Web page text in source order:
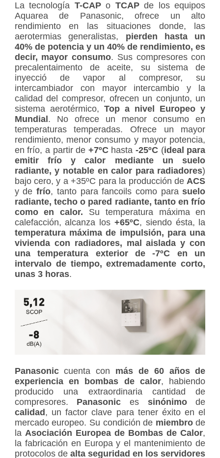
La tecnología T-CAPo TCAPde los equipos
Aquarea de Panasonic, ofrece un alto
rendimiento en las situaciones donde, las
aerotermias generalistas, pierden hasta un
40% de potencia y un 40% de rendimiento, es
decir, mayor consumo. Sus compresores con
precalentaimento de aceite, su sistema de
inyecció de vapor al compresor, su
intercambiador con mayor intercambio y la
calidad del compresor, ofrecen un conjunto, un
sistema aerotérmico, Top a nivel Europeo y
Mundial . No ofrece un menor consumo en
temperaturas temperadas. Ofrece un mayor
rendimiento, menor consumo y mayor potencia,
en frío, a partir de +7ºChasta-25ºC (ideal para
emitir frío y calor mediante un suelo
radiante, y notable en calor para radiadores)
bajo cero, y a +35ºC para la producción deACS
y defrío, tanto para fancoils como parasuelo
radiante, techo o pared radiante, tanto en frío
como en calor. Su temperatura máxima en
calefacción, alcanza los +65ºC, siendo ésta, la
temperatura máxima de impulsión, para una
vivienda con radiadores, mal aislada y con
una temperatura exterior de -7ºC en un
intervalo de tiempo, extremadamente corto,
unas 3 horas.
Panasoniccuenta con más de 60 años de
experiencia en bombas de calor, habiendo
producido una extraordinaria cantidad de
compresores. Panasonic es sinónimode
calidad, un factor clave para tener éxito en el
mercado europeo. Su condición de miembrode
la Asociación Europea de Bombas de Calor,
la fabricación en Europa y el mantenimiento de
protocolos de alta seguridad en los servidores